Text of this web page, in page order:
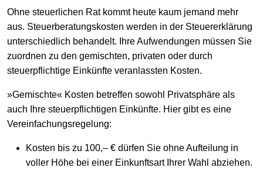
Ohne steuerlichen Rat kommt heute kaum jemand mehr
aus. Steuerberatungskosten werden in der Steuererklärung
unterschiedlich behandelt. Ihre Aufwendungen müssen Sie
zuordnen zu den gemischten, privaten oder durch
steuerpflichtige Einkünfte veranlassten Kosten.
»Gemischte« Kosten betreffen sowohl Privatsphäre als
auch Ihre steuerpflichtigen Einkünfte. Hier gibt es eine
Vereinfachungsregelung:
Kosten bis zu 100,– € dürfen Sie ohne Aufteilung in
voller Höhe bei einer Einkunftsart Ihrer Wahl abziehen.